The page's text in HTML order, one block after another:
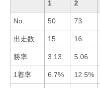
1 2
No. 50 73
出走数 15 16
勝率 3.13 5.06
1着率 6.7% 12.5%